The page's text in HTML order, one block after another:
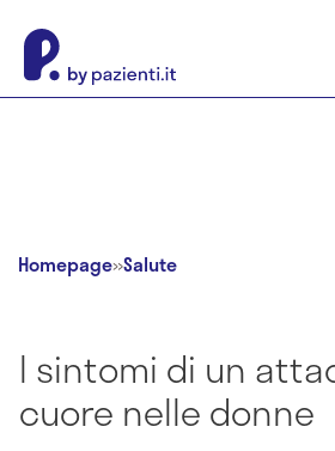
Homepage»Salute
I sintomi di un
cuore nelle donne